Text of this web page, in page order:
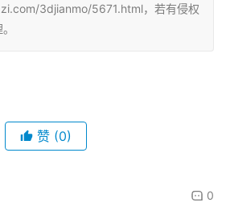
3djianmo/5671.html，若有侵权
赞 (0)
0